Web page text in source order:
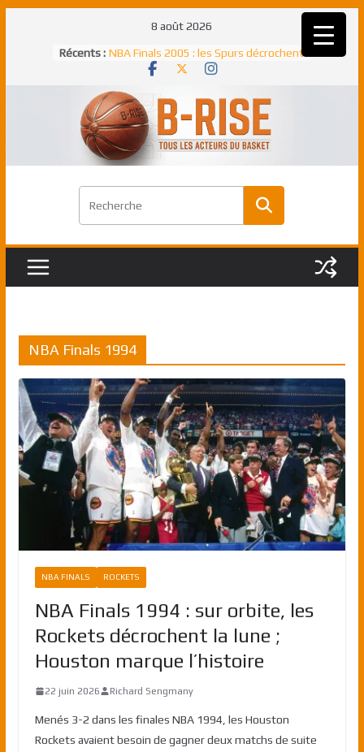
8 août 2026
Récents : NBA Finals 2005 : les Spurs décrochent
un troisième titre NBA, la rude bataille
NBA Finals 2021 : les Bucks et Giannis
Antetokounmpo triomphent, le Greek
Freek élu MVP
Shai Gilgeous-Alexander : son premier
match à plus de 40 points en NBA, le
Pau Gasol dans l’histoire en 2002 :
premier européen sacré Rookie de
Rudy Gobert, deuxième Français élu
NBA Finals 1994
NBA FINALS ROCKETS
NBA Finals 1994 : sur orbite, les
Rockets décrochent la lune ;
Houston marque l’histoire
22 juin 2026 Richard Sengmany
Menés 3-2 dans les finales NBA 1994, les Houston
Rockets avaient besoin de gagner deux matchs de suite